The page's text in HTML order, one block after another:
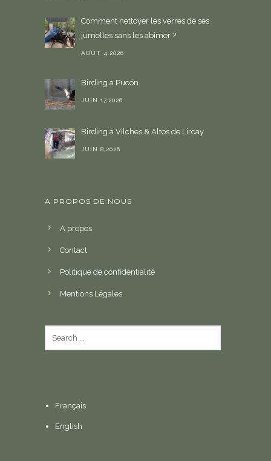
Comment nettoyer les verres de ses
jumelles sans les abîmer ?
AOÛT 4,2026
Birding à Pucón
JUIN 17,2026
Birding à Vilches & Altos de Lircay
JUIN 8,2026
A PROPOS DE NOUS
A propos
Contact
Politique de confidentialité
Mentions Légales
Français
English